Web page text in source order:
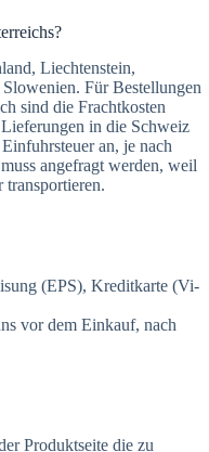
Liechtenstein,
Für Bestellungen
sind die Frachtkosten
in die Schweiz
an, je nach
angefragt werden, weil
transportieren.
(EPS), Kre­dit­kar­te (Vi­
vor dem Einkauf, nach
Produktseite die zu